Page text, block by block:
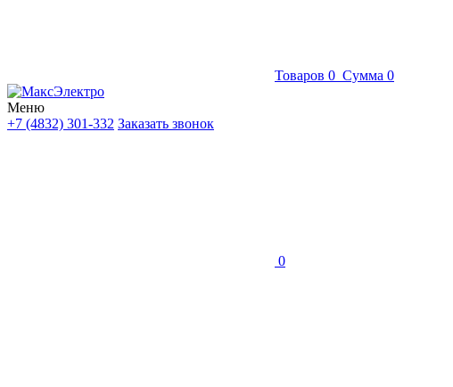
Товаров 0 Сумма 0
Меню
+7 (4832) 301-332 Заказать звонок
0